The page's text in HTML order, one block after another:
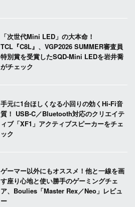
「次世代Mini LED」の大本命！
TCL『C8L』、VGP2026 SUMMER審査員
特別賞を受賞したSQD-Mini LEDを岩井喬
がチェック
手元に1台ほしくなる小回りの効くHi-Fi音
質！ USB-C／Bluetooth対応のクリエイテ
ィブ「XF1」アクティブスピーカーをチェ
ック
ゲーマー以外にもオススメ！他と一線を画
す座り心地と使い勝手のゲーミングチェ
ア、Boulies「Master Rex／Neo」レビュ
ー